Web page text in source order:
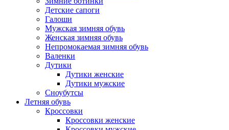
Детские сапоги
Галоши
Мужская зимняя обувь
Женская зимняя обувь
Непромокаемая зимняя обувь
Валенки
Дутики
Дутики женские
Дутики мужские
Сноубутсы
Летняя обувь
Кроссовки
Кроссовки женские